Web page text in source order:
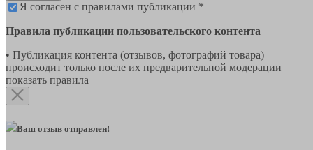
Я согласен с правилами публикации *
Правила публикации пользовательского контента
• Публикация контента (отзывов, фотографий товара)
происходит только после их предварительной модерации
показать правила
Ваш отзыв отправлен!